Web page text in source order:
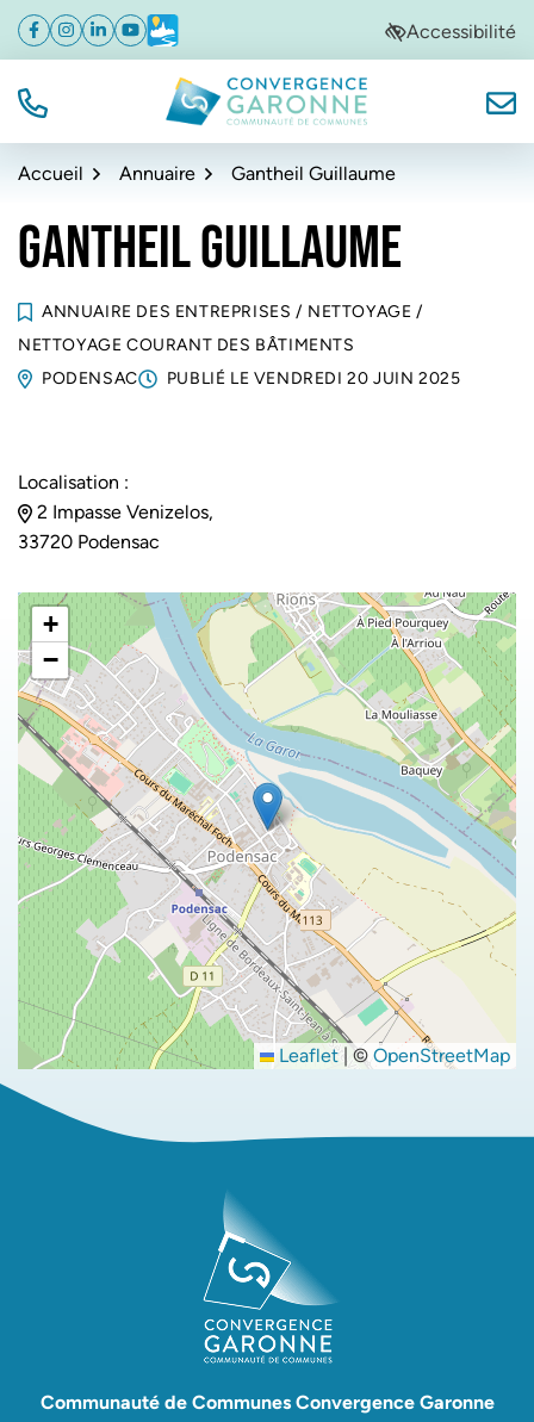
Aller
navigation
Aller
au
Aller
au
de
Facebook
(ouverture dans un nouvel onglet)
Instagram
(ouverture dans un nouvel onglet)
Linkedin
(ouverture dans un nouvel onglet)
YouTube
(ouverture dans un nouvel onglet)
Météo
(ouverture dans un nouvel onglet)Accessibilité
TÉL. Convergence Garonne
Accueil Annuaire Gantheil Guillaume
GANTHEIL GUILLAUME
ANNUAIRE DES ENTREPRISES / NETTOYAGE /
NETTOYAGE COURANT DES BÂTIMENTS
PODENSAC
PUBLIÉ LE VENDREDI 20 JUIN 2025
Localisation :
2 Impasse Venizelos,
33720 Podensac
+
−
Leaflet | © OpenStreetMap
Communauté de Communes Convergence Garonne